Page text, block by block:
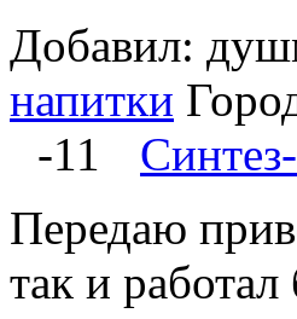
Добавил:
напитки
-11
Передаю
так и